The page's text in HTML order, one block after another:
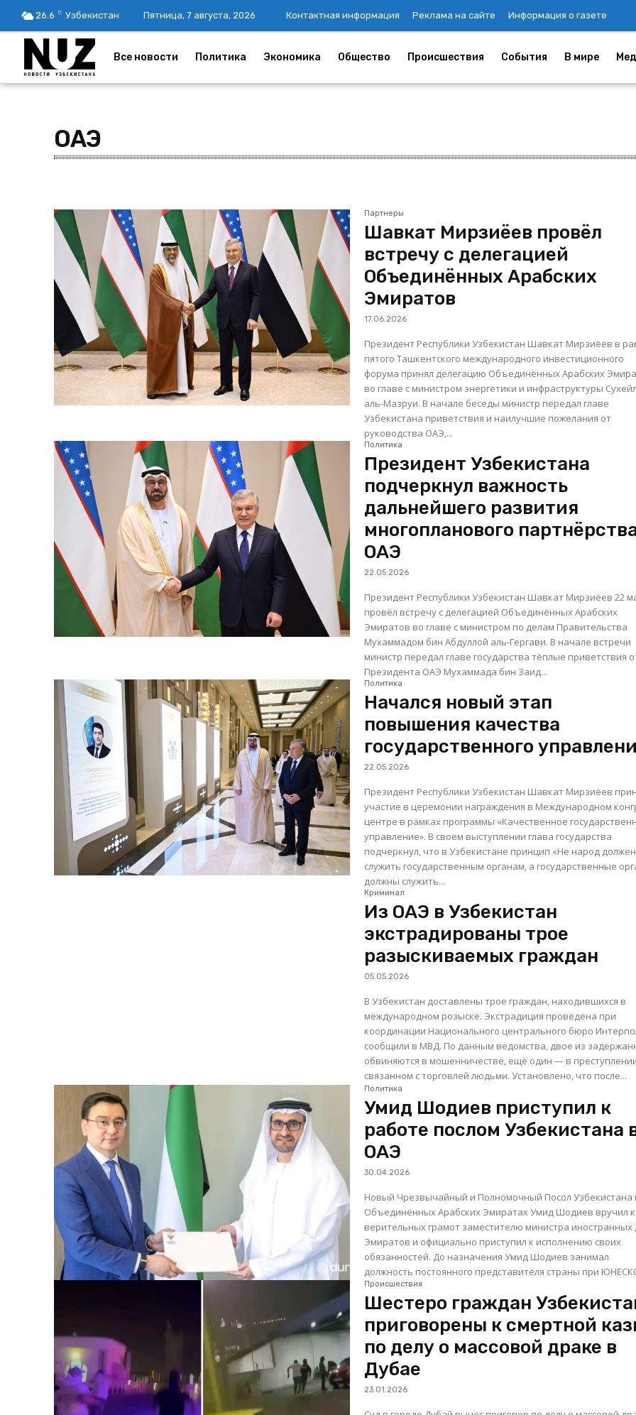
26.6 C Узбекистан Пятница, 7 августа, 2026 Контактная информация Реклама на сайте Информация о газете
Все новости Политика Экономика Общество Происшествия События В мире
ОАЭ
Партнеры
Шавкат Мирзиёев провёл
встречу с делегацией
Объединённых Арабских
Эмиратов
17.06.2026
Президент Республики Узбекистан Шавкат Мирзиёев в
пятого Ташкентского международного инвестиционного
форума принял делегацию Объединённых Арабских
во главе с министром энергетики и инфраструктуры
аль-Мазруи. В начале беседы министр передал главе
Узбекистана приветствия и наилучшие пожелания от
руководства ОАЭ,...
Политика
Президент Узбекистана
подчеркнул важность
дальнейшего развития
многопланового
ОАЭ
22.05.2026
Президент Республики Узбекистан Шавкат Мирзиёев 22
провёл встречу с делегацией Объединённых Арабских
Эмиратов во главе с министром по делам Правительства
Мухаммадом бин Абдуллой аль-Гергави. В начале встречи
министр передал главе государства тёплые приветствия
Президента ОАЭ Мухаммада бин Заид...
Политика
Начался новый этап
повышения качества
государственного
22.05.2026
Президент Республики Узбекистан Шавкат Мирзиёев
участие в церемонии награждения в Международном
центре в рамках программы «Качественное
управление». В своем выступлении глава государства
подчеркнул, что в Узбекистане принцип «Не народ должен
служить государственным органам, а государственные
должны служить...
Криминал
Из ОАЭ в Узбекистан
экстрадированы трое
разыскиваемых граждан
05.05.2026
В Узбекистан доставлены трое граждан, находившихся в
международном розыске. Экстрадиция проведена при
координации Национального центрального бюро
сообщили в МВД. По данным ведомства, двое из задержанных
обвиняются в мошенничестве, ещё один — в
связанном с торговлей людьми. Установлено, что после...
Политика
Умид Шодиев приступил к
работе послом Узбекистана
ОАЭ
30.04.2026
Новый Чрезвычайный и Полномочный Посол Узбекистана
Объединённых Арабских Эмиратах Умид Шодиев вручил
верительных грамот заместителю министра иностранных
Эмиратов и официально приступил к исполнению своих
обязанностей. До назначения Умид Шодиев занимал
должность постоянного представителя страны при
Происшествия
Шестеро граждан
приговорены к смертной
по делу о массовой драке в
Дубае
23.01.2026